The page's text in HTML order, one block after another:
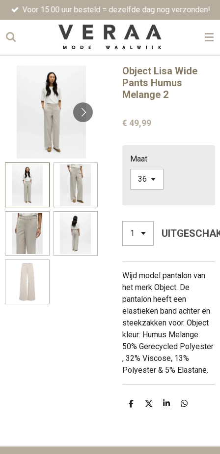
Ga
direct
naar
hoofdinhoud
Voor 15.00 uur besteld = dezelfde dag nog verzonden!
Object Lisa Wide
Pants Humus
Melange 2
€ 49,99
Maat
Wijd model pantalon van
het merk Object. De
pantalon heeft een
elastieken band achter en
steekzakken voor. Object
kleur: Humus Melange.
50% Gerecycled Polyester
, 32% Viscose, 13%
Polyester & 5% Elastane.
D
D
S
D